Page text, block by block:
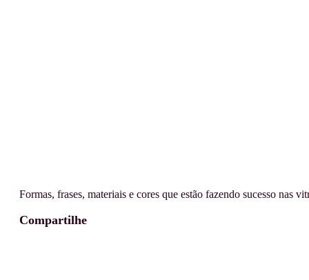
Formas, frases, materiais e cores que estão fazendo sucesso nas
Compartilhe